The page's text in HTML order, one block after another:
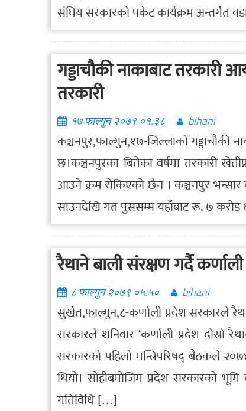
संघिय सरकारको पकेट कार्यक्रम अन्तर्गत
गड्डाचौकी नाकाबाट तरकारी
तरकारी
१७ फाल्गुन २०७९ ०१:३८ bihani
कञ्चनपुर,फाल्गुन,१७-जिल्लाको गड्डाचौकी
छ।कञ्चनपुरका बितेका वर्षमा तरकारी
आउने क्रम रोकिएको छैन । कञ्चनपुर भन्सार
साउनदेखि गत पुससम्म यहाँबाट रू. ७
रैथाने बाली संरक्षण गर्दै
८ फाल्गुन २०७९ ०५:५० bihani
सुर्खेत,फाल्गुन,८-कर्णाली प्रदेश सरकारले
सरकारले शनिवार ‘कर्णाली प्रदेश दोस्रो
सरकारको पहिलो मन्त्रिपरिषद् बैठकले
थियो। सोहीबमोजिम प्रदेश सरकारको
गतिविधि […]